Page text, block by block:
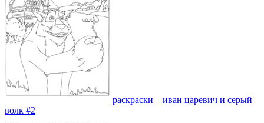
раскраски – иван царевич и серый
волк #2